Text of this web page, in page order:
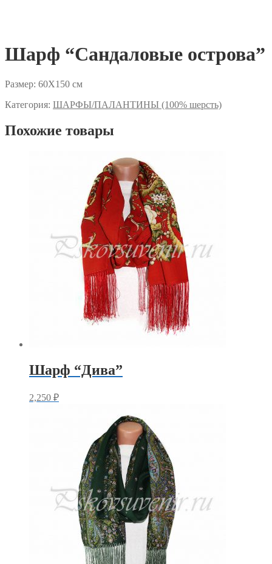
Шарф “Сандаловые острова”
Размер: 60Х150 см
Категория: ШАРФЫ/ПАЛАНТИНЫ (100% шерсть)
Похожие товары
Шарф “Дива”
2,250 ₽